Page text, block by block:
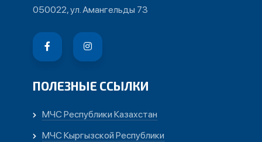
050022, ул. Амангельды 73
ПОЛЕЗНЫЕ ССЫЛКИ
МЧС Республики Казахстан
МЧС Кыргызской Республики